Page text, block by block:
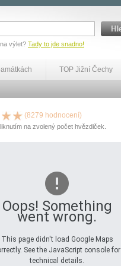
výlet? Tady to jde snadno!
TOP Jižní Čechy
(8279 hodnocení)
na zvolený počet hvězdiček.
Oops! Something
went wrong.
This page didn't load Google Maps
See the JavaScript console for
technical details.